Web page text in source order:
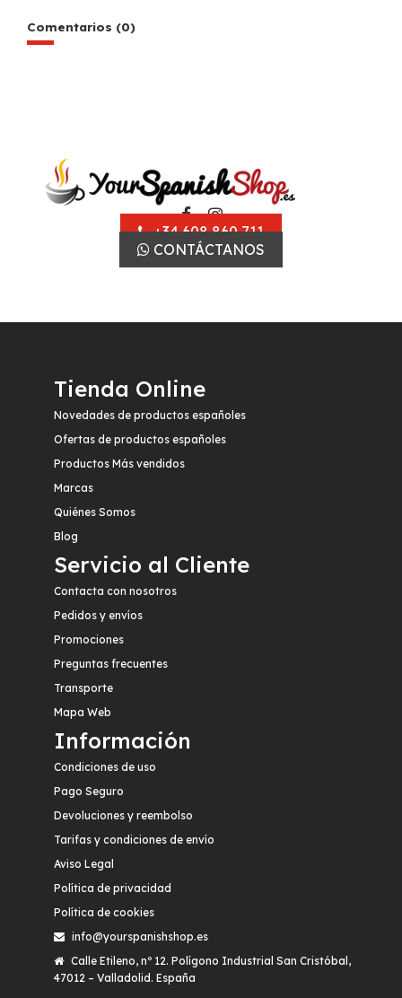
Comentarios (0)
+34 608 860 711
CONTÁCTANOS
Tienda Online
Novedades de productos españoles
Ofertas de productos españoles
Productos Más vendidos
Marcas
Quiénes Somos
Blog
Servicio al Cliente
Contacta con nosotros
Pedidos y envíos
Promociones
Preguntas frecuentes
Transporte
Mapa Web
Información
Condiciones de uso
Pago Seguro
Devoluciones y reembolso
Tarifas y condiciones de envío
Aviso Legal
Política de privacidad
Política de cookies
info@yourspanishshop.es
Calle Etileno, nº 12. Polígono Industrial San Cristóbal,
47012 – Valladolid. España